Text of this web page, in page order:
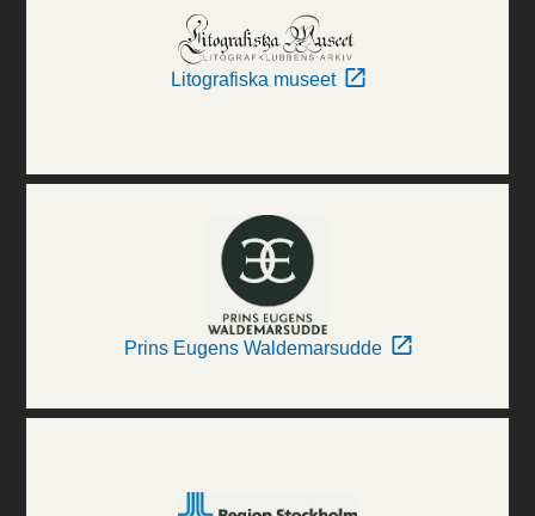
Litografiska museet
Prins Eugens Waldemarsudde